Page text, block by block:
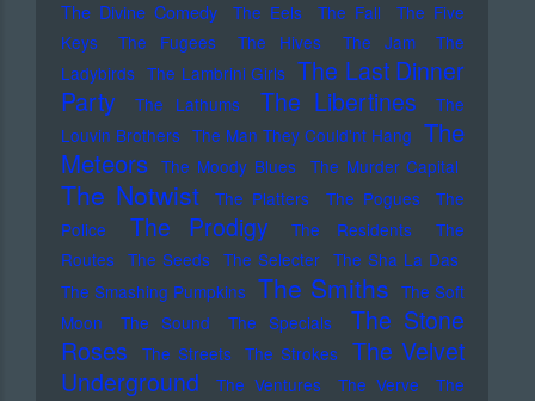
The Divine Comedy
The Eels The Fall
The Five
Keys
The Fugees The Hives The Jam
The
Ladybirds The Lambrini Girls The Last Dinner
Party
The Lathums The Libertines
The
Louvin Brothers The Man They Could'nt Hang The
Meteors The Moody Blues The Murder Capital
The Notwist The Platters The Pogues
The
Police
The Prodigy The Residents
The
Routes The Seeds The Selecter The Sha La Das
The Smashing Pumpkins The Smiths The Soft
Moon
The Sound The Specials
The Stone
Roses
The Streets The Strokes
The Velvet
Underground
The Ventures The Verve
The